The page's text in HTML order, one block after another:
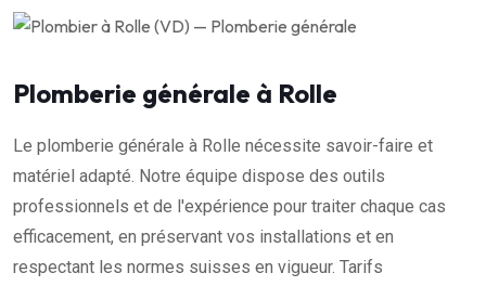
Plomberie générale à Rolle
Le plomberie générale à Rolle nécessite savoir-faire et
matériel adapté. Notre équipe dispose des outils
professionnels et de l'expérience pour traiter chaque cas
efficacement, en préservant vos installations et en
respectant les normes suisses en vigueur. Tarifs